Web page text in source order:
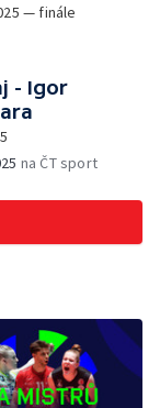
— finále
- Igor
na ČT sport